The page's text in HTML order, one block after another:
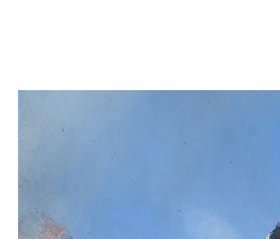
ECO-NOMY
FOOD&TRAVEL